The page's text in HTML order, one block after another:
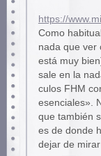
https://
Como
nada que ver
está muy
sale en la
culos FHM
esenciales».
que también
es de donde
dejar de